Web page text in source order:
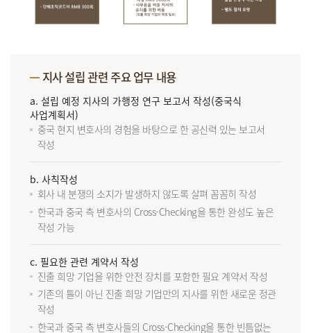
지사 설립 관련 주요 업무 내용
a. 설립 예정 지사의 가행정 연구 보고서 작성(중국식
사업계획서)
중국 현지 변호사의 경험을 바탕으로 한 공신력 있는 보고서
작성
b. 사칙작성
회사 내 분쟁의 소지가 발생하지 않도록 살펴 꼼꼼히 작성
한국과 중국 측 변호사의 Cross-Checking을 통한 완성도 높은
작성 가능
c. 필요한 관련 계약서 작성
진출 희망 기업을 위한 안전 장치를 포함한 필요 계약서 작성
기존의 틀이 아닌 진출 희망 기업만의 지사를 위한 새로운 정관
작성
한국과 중국 측 변호사들의 Cross-Checking을 통한 빈틈없는